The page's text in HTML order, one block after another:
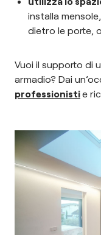
installa
dietro le porte,
Vuoi il supporto di
armadio? Dai
professionistie